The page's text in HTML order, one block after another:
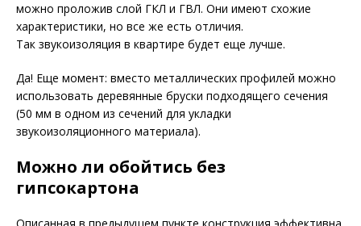
можно проложив слой ГКЛ и ГВЛ. Они имеют схожие
характеристики, но все же есть отличия.
Так звукоизоляция в квартире будет еще лучше.
Да! Еще момент: вместо металлических профилей можно
использовать деревянные бруски подходящего сечения
(50 мм в одном из сечений для укладки
звукоизоляционного материала).
Можно ли обойтись без
гипсокартона